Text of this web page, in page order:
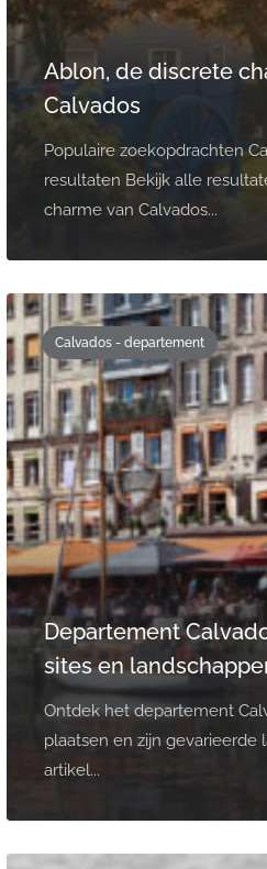
Ablon, de discrete
Calvados
Populaire zoekopdrachten
resultaten Bekijk alle
charme van Calvados...
Calvados - departement
Departement
sites en
Ontdek het departement
plaatsen en zijn gevarieerde
artikel...